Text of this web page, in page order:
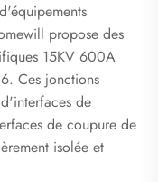
propose des
15KV 600A
Ces jonctions
de
de coupure de
isolée et